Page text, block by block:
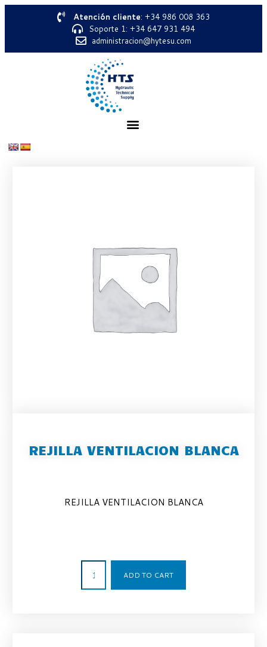
Atención cliente: +34 986 008 363
Soporte 1: +34 647 931 494
administracion@hytesu.com
REJILLA VENTILACION BLANCA
REJILLA VENTILACION BLANCA
ADD TO CART